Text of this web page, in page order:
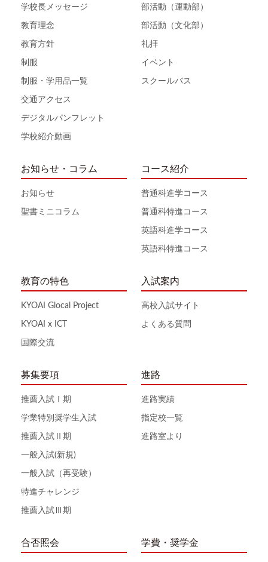
学校長メッセージ
教育理念
教育方針
制服
制服・学用品一覧
交通アクセス
デジタルパンフレット
学校紹介動画
部活動（運動部）
部活動（文化部）
礼拝
イベント
スクールバス
お知らせ・コラム
お知らせ
聖書ミニコラム
コース紹介
普通科進学コース
普通科特進コース
英語科進学コース
英語科特進コース
教育の特色
KYOAI Glocal Project
KYOAI x ICT
国際交流
入試案内
高校入試サイト
よくある質問
募集要項
推薦入試Ⅰ期
学業特別奨学生入試
推薦入試Ⅱ期
一般入試(新規)
一般入試（再受験）
特進チャレンジ
推薦入試Ⅲ期
進路
進路実績
指定校一覧
進路室より
合否照会 学費・奨学金